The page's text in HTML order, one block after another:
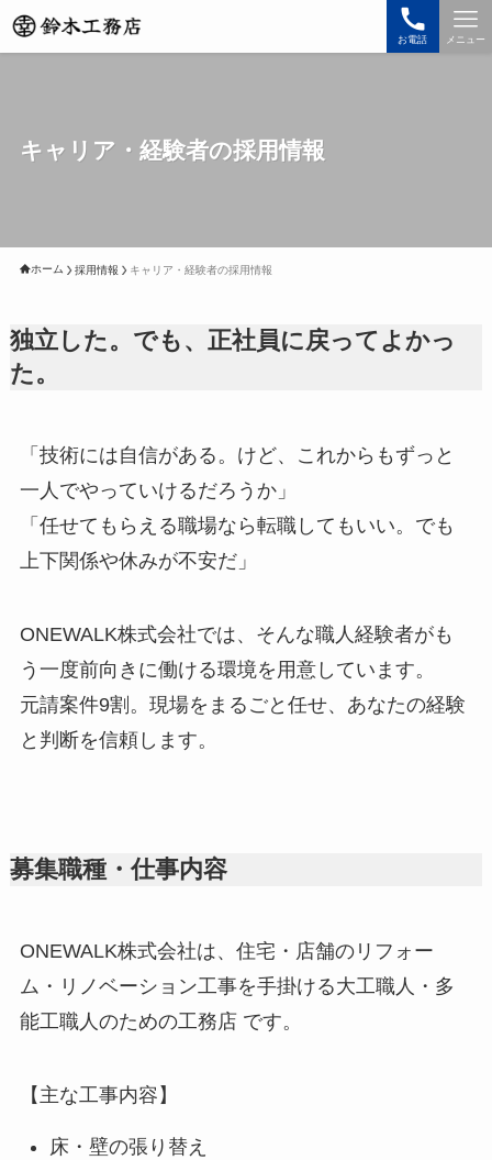
お電話 メニュー
キャリア・経験者の採用情報
ホーム 採用情報 キャリア・経験者の採用情報
独立した。でも、正社員に戻ってよかっ
た。
「技術には自信がある。けど、これからもずっと
一人でやっていけるだろうか」
「任せてもらえる職場なら転職してもいい。でも
上下関係や休みが不安だ」
ONEWALK株式会社では、そんな職人経験者がも
う一度前向きに働ける環境を用意しています。
元請案件9割。現場をまるごと任せ、あなたの経験
と判断を信頼します。
募集職種・仕事内容
ONEWALK株式会社は、住宅・店舗のリフォー
ム・リノベーション工事を手掛ける大工職人・多
能工職人のための工務店 です。
【主な工事内容】
床・壁の張り替え